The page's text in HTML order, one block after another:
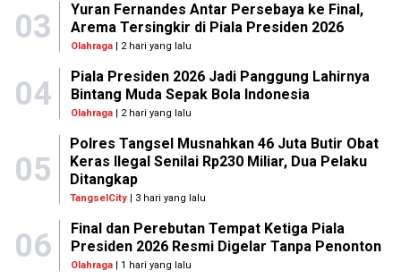
03
Yuran Fernandes Antar Persebaya ke Final,
Arema Tersingkir di Piala Presiden 2026
Olahraga| 2 hari yang lalu
04
Piala Presiden 2026 Jadi Panggung Lahirnya
Bintang Muda Sepak Bola Indonesia
Olahraga| 2 hari yang lalu
05
Polres Tangsel Musnahkan 46 Juta Butir Obat
Keras Ilegal Senilai Rp230 Miliar, Dua Pelaku
Ditangkap
TangselCity | 3 hari yang lalu
06
Final dan Perebutan Tempat Ketiga Piala
Presiden 2026 Resmi Digelar Tanpa Penonton
Olahraga| 1 hari yang lalu